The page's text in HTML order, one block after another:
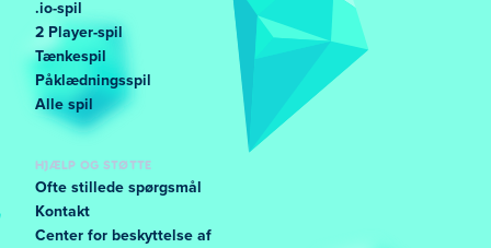
.io-spil
2 Player-spil
Tænkespil
Påklædningsspil
Alle spil
HJÆLP OG STØTTE
Ofte stillede spørgsmål
Kontakt
Center for beskyttelse af